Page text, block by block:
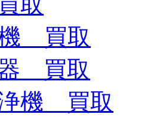
買取
買取
機 買取